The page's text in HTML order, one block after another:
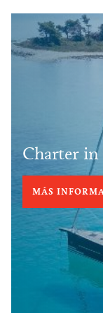
Charter in
MÁS